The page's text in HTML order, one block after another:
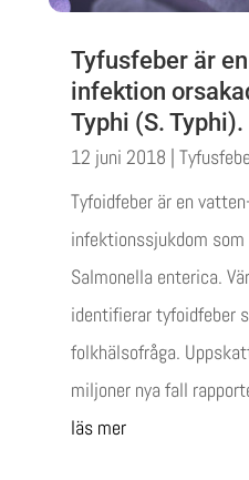
Tyfusfeber är en
infektion
Typhi (S. Typhi).
12 juni 2018 |
Tyfoidfeber är en
infektionssjukdom
Salmonella enterica.
identifierar tyfoidfeber
folkhälsofråga.
miljoner nya fall
läs mer